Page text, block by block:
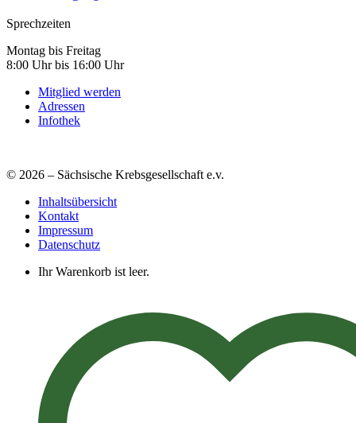
Sprechzeiten
Montag bis Freitag
8:00 Uhr bis 16:00 Uhr
Mitglied werden
Adressen
Infothek
© 2026 – Sächsische Krebsgesellschaft e.v.
Inhaltsübersicht
Kontakt
Impressum
Datenschutz
Ihr Warenkorb ist leer.